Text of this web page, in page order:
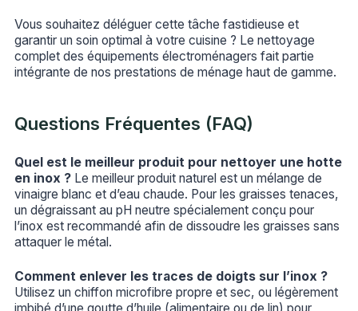
Vous souhaitez déléguer cette tâche fastidieuse et
garantir un soin optimal à votre cuisine ? Le nettoyage
complet des équipements électroménagers fait partie
intégrante de nos prestations de ménage haut de gamme.
Questions Fréquentes (FAQ)
Quel est le meilleur produit pour nettoyer une hotte
en inox ?Le meilleur produit naturel est un mélange de
vinaigre blanc et d’eau chaude. Pour les graisses tenaces,
un dégraissant au pH neutre spécialement conçu pour
l’inox est recommandé afin de dissoudre les graisses sans
attaquer le métal.
Comment enlever les traces de doigts sur l’inox ?
Utilisez un chiffon microfibre propre et sec, ou légèrement